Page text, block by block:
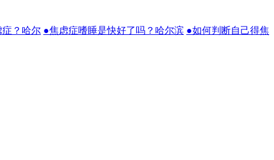
？哈尔 ●焦虑症嗜睡是快好了吗？哈尔滨 ●如何判断自己得焦